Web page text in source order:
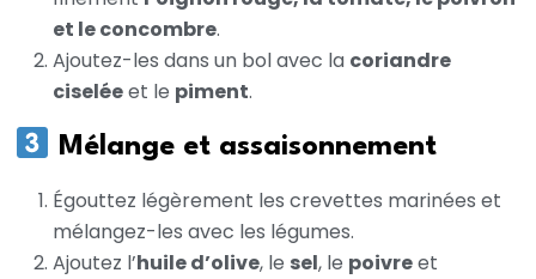
et le concombre.
Ajoutez-les dans un bol avec la coriandre
ciseléeet le piment.
Mélange et assaisonnement
Égouttez légèrement les crevettes marinées et
mélangez-les avec les légumes.
Ajoutez l’huile d’olive, le sel, le poivreet